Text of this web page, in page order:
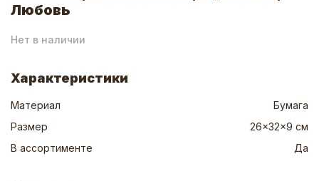
Любовь
Нет в наличии
Характеристики
Материал
Бумага
Размер
26x32x9 см
В ассортименте
Да